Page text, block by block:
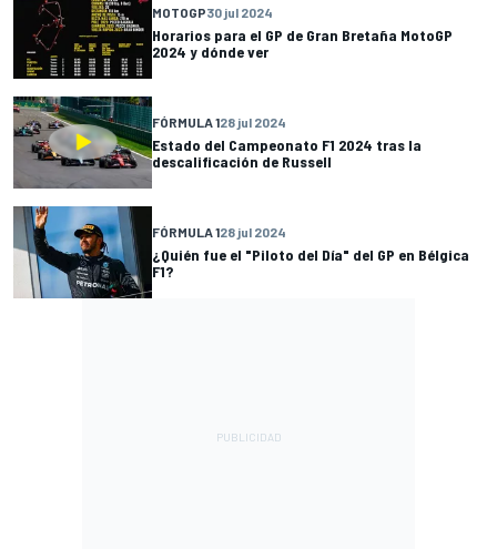
MOTOGP30 jul 2024
Horarios para el GP de Gran Bretaña MotoGP
2024 y dónde ver
FÓRMULA 128 jul 2024
Estado del Campeonato F1 2024 tras la
descalificación de Russell
FÓRMULA 128 jul 2024
¿Quién fue el "Piloto del Día" del GP en Bélgica
F1?